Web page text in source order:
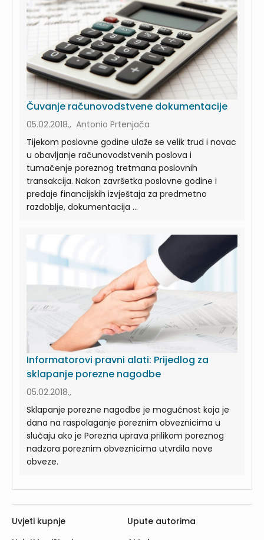
Čuvanje računovodstvene dokumentacije
05.02.2018., Antonio Prtenjača
Tijekom poslovne godine ulaže se velik trud i novac
u obavljanje računovodstvenih poslova i
tumačenje poreznog tretmana poslovnih
transakcija. Nakon završetka poslovne godine i
predaje financijskih izvještaja za predmetno
razdoblje, dokumentacija ...
Informatorovi pravni alati: Prijedlog za
sklapanje porezne nagodbe
05.02.2018.,
Sklapanje porezne nagodbe je mogućnost koja je
dana na raspolaganje poreznim obveznicima u
slučaju ako je Porezna uprava prilikom poreznog
nadzora poreznim obveznicima utvrdila nove
obveze.
Uvjeti kupnje
Upute autorima